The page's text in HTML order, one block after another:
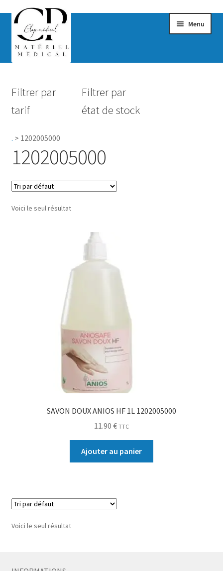
Menu
Hygiène
Accessoires Salle de bain
Filtrer par
tarif
Filtrer par
état de stock
. > 1202005000
1202005000
Voici le seul résultat
SAVON DOUX ANIOS HF 1L 1202005000
11.90 € TTC
Ajouter au panier
Voici le seul résultat